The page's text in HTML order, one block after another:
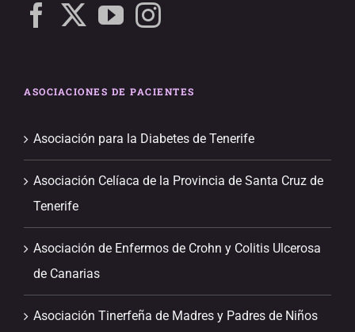
ASOCIACIONES DE PACIENTES
Asociación para la Diabetes de Tenerife
Asociación Celíaca de la Provincia de Santa Cruz de
Tenerife
Asociación de Enfermos de Crohn y Colitis Ulcerosa
de Canarias
Asociación Tinerfeña de Madres y Padres de Niños